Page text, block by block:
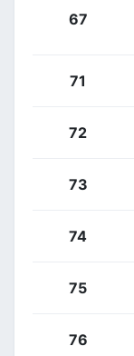
67
71
72
73
74
75
76